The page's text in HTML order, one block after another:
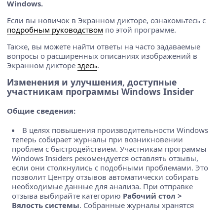
Windows.
Если вы новичок в Экранном дикторе, ознакомьтесь с
подробным руководством по этой программе.
Также, вы можете найти ответы на часто задаваемые
вопросы о расширенных описаниях изображений в
Экранном дикторе здесь.
Изменения и улучшения, доступные
участникам программы Windows Insider
Общие сведения:
В целях повышения производительности Windows
теперь собирает журналы при возникновении
проблем с быстродействием. Участникам программы
Windows Insiders рекомендуется оставлять отзывы,
если они столкнулись с подобными проблемами. Это
позволит Центру отзывов автоматически собирать
необходимые данные для анализа. При отправке
отзыва выбирайте категорию Рабочий стол >
Вялость системы. Собранные журналы хранятся